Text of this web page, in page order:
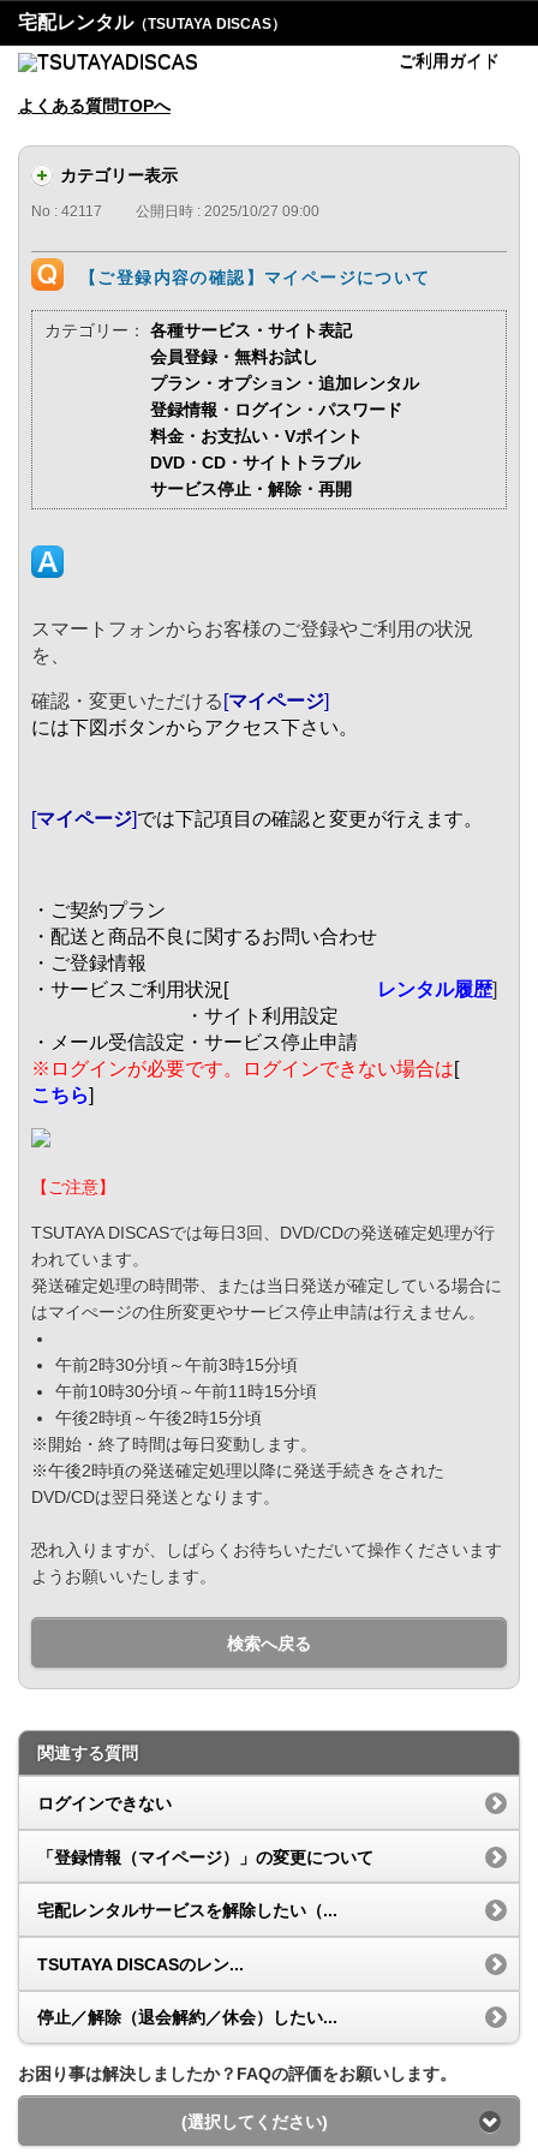
宅配レンタル（TSUTAYA DISCAS）
ご利用ガイド
よくある質問TOPへ
カテゴリー表示
No : 42117 公開日時 : 2025/10/27 09:00
【ご登録内容の確認】マイページについて
カテゴリー：
各種サービス・サイト表記
会員登録・無料お試し
プラン・オプション・追加レンタル
登録情報・ログイン・パスワード
料金・お支払い・Vポイント
DVD・CD・サイトトラブル
サービス停止・解除・再開
スマートフォンからお客様のご登録やご利用の状況
を、
確認・変更いただける [マイページ]
には下図ボタンからアクセス下さい。
[マイページ]では下記項目の確認と変更が行えます。
・ご契約プラン
・配送と商品不良に関するお問い合わせ
・ご登録情報
・サービスご利用状況[
レンタル履歴]
・メール受信設定
・サイト利用設定
・サービス停止申請
※ログインが必要です。ログインできない場合は[
こちら]
【ご注意】
TSUTAYA DISCASでは毎日3回、DVD/CDの発送確定処理が行
われています。
発送確定処理の時間帯、または当日発送が確定している場合に
はマイぺージの住所変更やサービス停止申請は行えません。
午前2時30分頃～午前3時15分頃
午前10時30分頃～午前11時15分頃
午後2時頃～午後2時15分頃
※開始・終了時間は毎日変動します。
※午後2時頃の発送確定処理以降に発送手続きをされた
DVD/CDは翌日発送となります。
恐れ入りますが、しばらくお待ちいただいて操作くださいます
ようお願いいたします。
検索へ戻る
関連する質問
ログインできない
「登録情報（マイページ）」の変更について
宅配レンタルサービスを解除したい（...
TSUTAYA DISCASのレン...
停止／解除（退会解約／休会）したい...
お困り事は解決しましたか？FAQの評価をお願いします。
(選択してください)